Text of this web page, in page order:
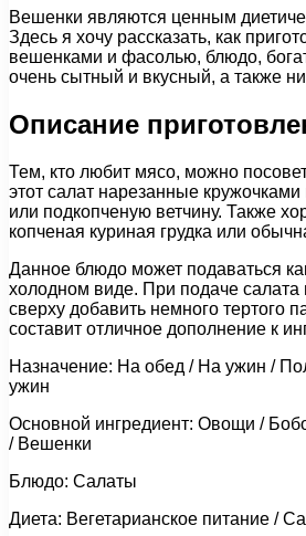
Вешенки являются ценным
Здесь я хочу рассказать, как
вешенками и фасолью, блюдо,
очень сытный и вкусный, а также
Описание
Тем, кто любит мясо, можно
этот салат нарезанные
или подкопченую ветчину. Также
копченая куриная грудка или
Данное блюдо может подаваться
холодном виде. При подаче
сверху добавить немного тертого
составит отличное дополнение к
Назначение: На обед / На ужин /
ужин
Основной ингредиент: Овощи /
/ Вешенки
Блюдо: Салаты
Диета: Вегетарианское питание /